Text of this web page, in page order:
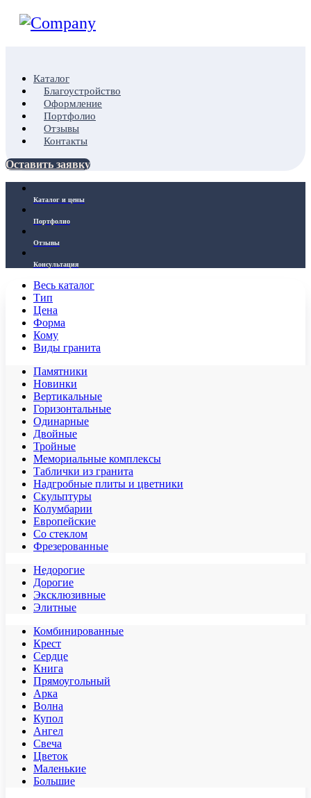
Каталог
Благоустройство
Оформление
Портфолио
Отзывы
Контакты
Оставить заявку
Каталог и цены
Портфолио
Отзывы
Консультация
Весь каталог
Тип
Цена
Форма
Кому
Виды гранита
Памятники
Новинки
Вертикальные
Горизонтальные
Одинарные
Двойные
Тройные
Мемориальные комплексы
Таблички из гранита
Надгробные плиты и цветники
Скульптуры
Колумбарии
Европейские
Со стеклом
Фрезерованные
Недорогие
Дорогие
Эксклюзивные
Элитные
Комбинированные
Крест
Сердце
Книга
Прямоугольный
Арка
Волна
Купол
Ангел
Свеча
Цветок
Маленькие
Большие